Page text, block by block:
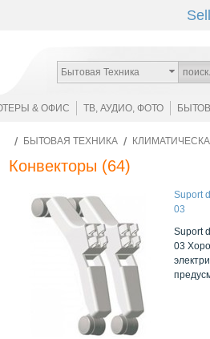
Бытовая Техника
& ОФИС ТВ, АУДИО, ФОТО
БЫТОВАЯ ТЕХНИКА
Конвекторы (64)
Suport
03
Suport
03